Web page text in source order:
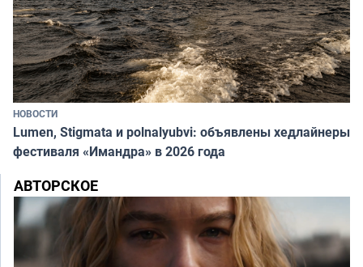
НОВОСТИ
Lumen, Stigmata и polnalyubvi: объявлены хедлайнеры
фестиваля «Имандра» в 2026 года
АВТОРСКОЕ